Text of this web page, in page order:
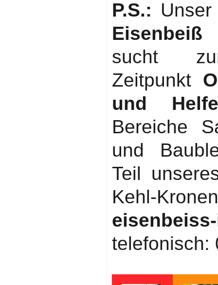
P.S.:
sucht
Zeitpunkt
und
Bereiche
und
Teil
Kehl-
telefonisch: